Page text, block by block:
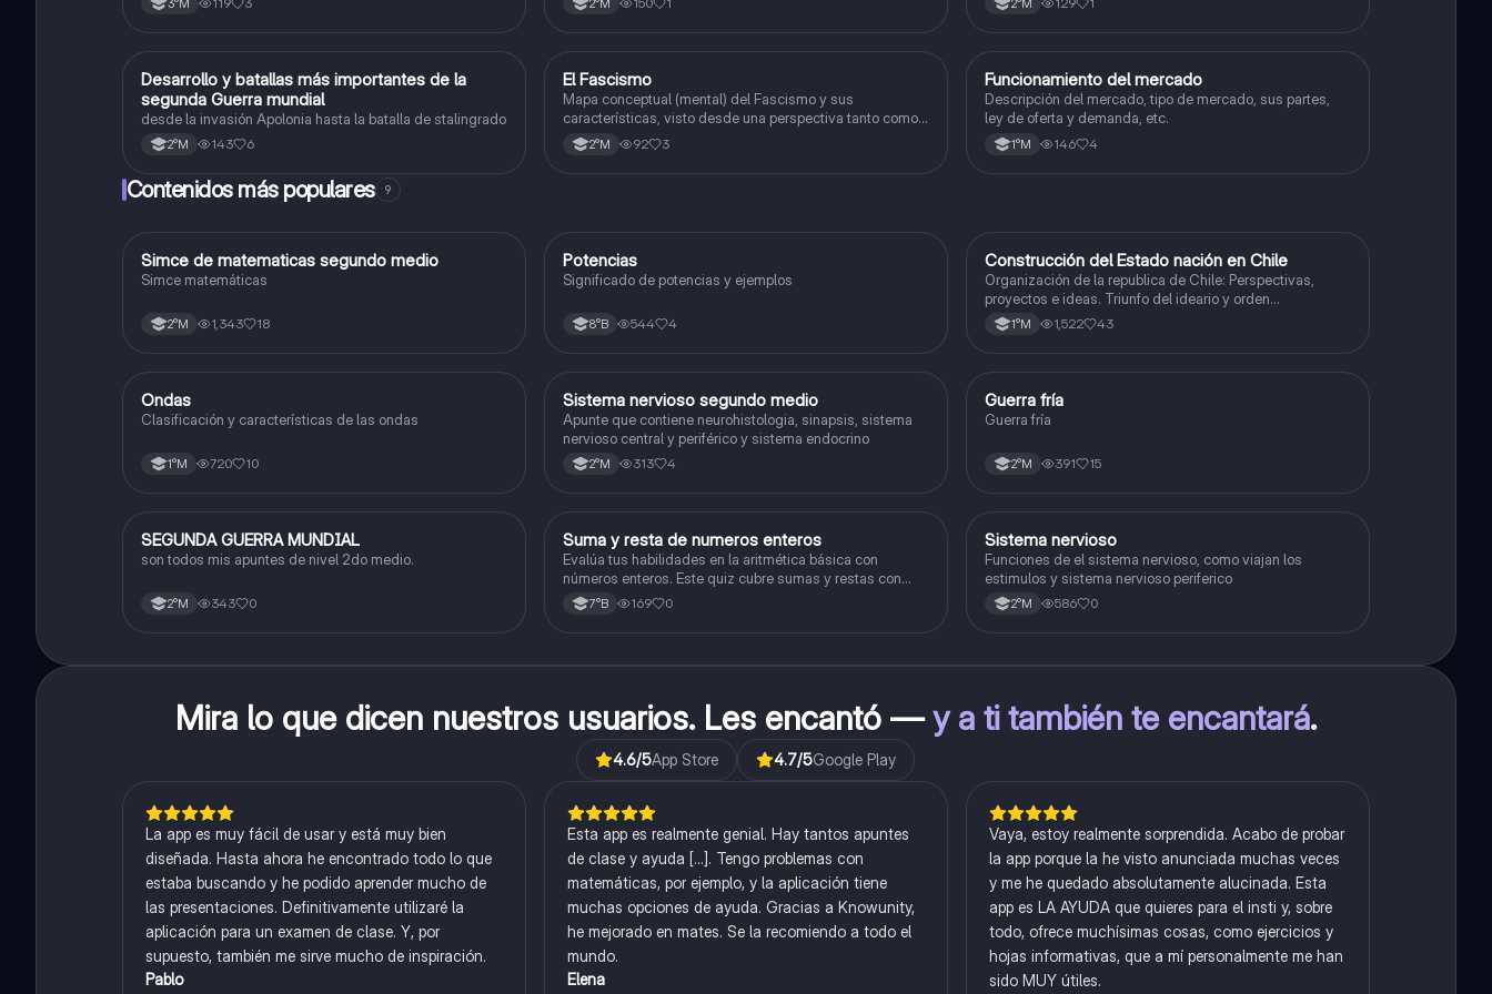
laboral en Chile. Mecanismos protección a trabajadores.
3°M 2°M 2°M
Historia
Desarrollo y batallas más importantes de la
segunda Guerra mundial
desde la invasión Apolonia hasta la batalla de stalingrado
2°M 143 6
Historia
El Fascismo
Mapa conceptual (mental) del Fascismo y sus
características, visto desde una perspectiva tanto como
política, cultural y económica/social.
2°M 92 3
Historia
Funcionamiento del mercado
Descripción del mercado, tipo de mercado, sus partes,
ley de oferta y demanda, etc.
1°M 146 4
Contenidos más populares 9
Matemáticas
Simce de matematicas segundo medio
Simce matemáticas
2°M 1,343 18
Matemáticas
Potencias
Significado de potencias y ejemplos
8°B 544 4
Historia
Construcción del Estado nación en Chile
Organización de la republica de Chile: Perspectivas,
proyectos e ideas. Triunfo del ideario y orden
conservador. Constitución de 1833. "Era Portaliana"
1°M 1,522 43
Física
Ondas
Clasificación y características de las ondas
1°M 720 10
Biología
Sistema nervioso segundo medio
Apunte que contiene neurohistologia, sinapsis, sistema
nervioso central y periférico y sistema endocrino
2°M 313 4
Historia
Guerra fría
Guerra fría
2°M 391 15
Historia
SEGUNDA GUERRA MUNDIAL
son todos mis apuntes de nivel 2do medio.
2°M 343 0
SMatemáticas
Suma y resta de numeros enteros
Evalúa tus habilidades en la aritmética básica con
números enteros. Este quiz cubre sumas y restas con
números positivos y negativos.
7°B 169 0
SBiología
Sistema nervioso
Funciones de el sistema nervioso, como viajan los
estimulos y sistema nervioso periferico
2°M 586 0
Mira lo que dicen nuestros usuarios. Les encantó —y a ti también te encantará.
4.6/5App Store 4.7/5Google Play
La app es muy fácil de usar y está muy bien
diseñada. Hasta ahora he encontrado todo lo que
estaba buscando y he podido aprender mucho de
las presentaciones. Definitivamente utilizaré la
aplicación para un examen de clase. Y, por
supuesto, también me sirve mucho de inspiración.
Pablo
Esta app es realmente genial. Hay tantos apuntes
de clase y ayuda [...]. Tengo problemas con
matemáticas, por ejemplo, y la aplicación tiene
muchas opciones de ayuda. Gracias a Knowunity,
he mejorado en mates. Se la recomiendo a todo el
mundo.
Elena
Vaya, estoy realmente sorprendida. Acabo de probar
la app porque la he visto anunciada muchas veces
y me he quedado absolutamente alucinada. Esta
app es LA AYUDA que quieres para el insti y, sobre
todo, ofrece muchísimas cosas, como ejercicios y
hojas informativas, que a mí personalmente me han
sido MUY útiles.